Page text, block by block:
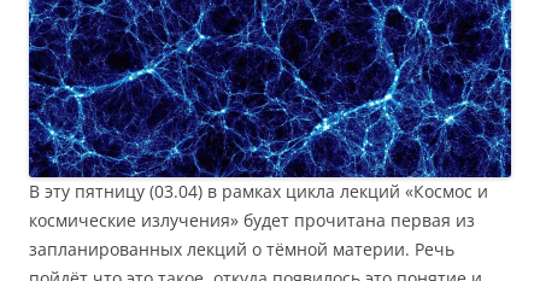
В эту пятницу (03.04) в рамках цикла лекций «Космос и
космические излучения» будет прочитана первая из
запланированных лекций о тёмной материи. Речь